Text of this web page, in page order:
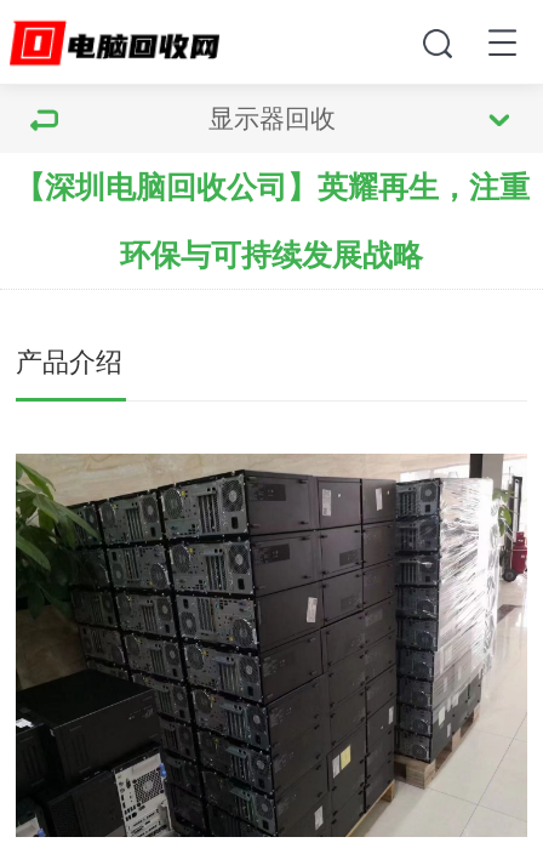
显示器回收
【深圳电脑回收公司】英耀再生，注重
环保与可持续发展战略
产品介绍